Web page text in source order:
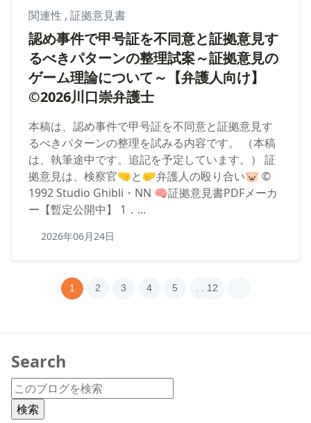
関連性 , 証拠意見書
認め事件で甲号証を不同意と証拠意見す
るべきパターンの整理試案～証拠意見の
ゲーム理論について～【弁護人向け】
©2026川口崇弁護士
本稿は、認め事件で甲号証を不同意と証拠意見す
るべきパターンの整理を試みる内容です。 （本稿
は、執筆途中です。追記を予定しています。） 証
拠意見は、検察官🤜と🤛弁護人の殴り合い🐷 ©
1992 Studio Ghibli・NN 🧠証拠意見書PDFメーカ
ー【暫定公開中】 1．...
2026年06月24日
1 2 3 4 5 . . 12
Search